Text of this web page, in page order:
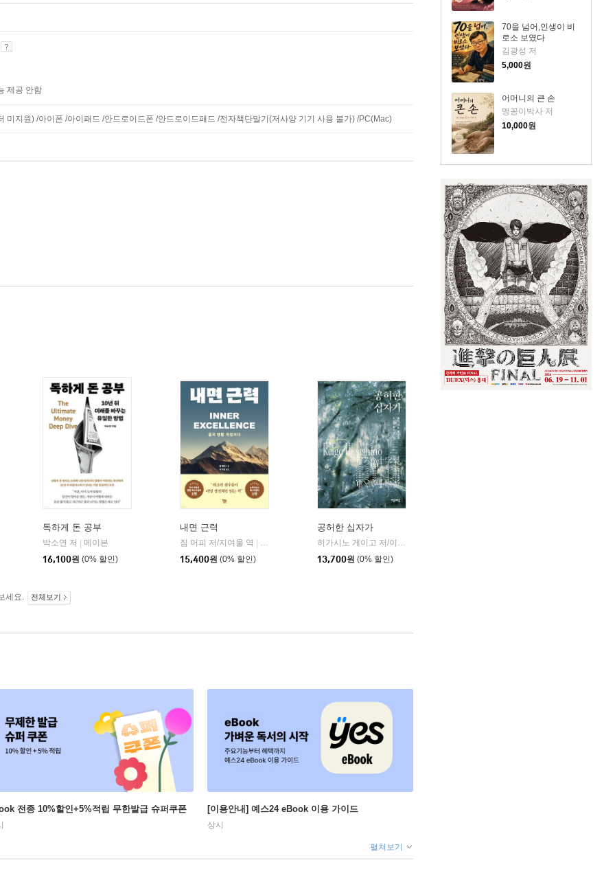
70을 넘어,인생이 비
로소 보였다
김광성 저
5,000원
어머니의 큰 손
맹꽁이박사 저
10,000원
제공 안함
미지원) /아이폰 /아이패드 /안드로이드폰 /안드로이드패드 /전자책단말기(저사양 기기 사용 불가) /PC(Mac)
독하게 돈 공부
박소연 저 | 메이븐
16,100원 (0% 할인)
내면 근력
짐 머피 저/지여울 역 |
15,400원 (0% 할인)
공허한 십자가
13,700원 (0% 할인)
세요. 전체보기
전종 10%할인+5%적립 무한발급 슈퍼쿠폰 [이용안내] 예스24 eBook 이용 가이드
상시
펼쳐보기